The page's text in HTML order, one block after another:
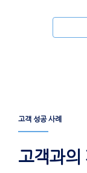
고객 성공 사례
고객과의